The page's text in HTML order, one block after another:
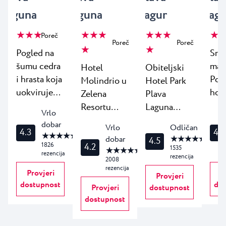
Laguna
★ ★ ★Poreč
Pogled na
šumu cedra
i hrasta koja
uokviruje
zeleni zaljev
prema jugu
čini Hotel
Mediteran
savršenim
utočištem
za
4.3
Vrlo
dobar
★ ★ ★ ★ ★
1826
rezencija
Provjeri
dostupnost
Laguna
★ ★ ★
★
Poreč
Hotel
Molindrio u
Zelena
Resortu
odmor na
višu razinu
spajajući
vrhunske
sadržaje i
elegantno
uređenje u
4.2
Vrlo
dobar
★ ★ ★ ★ ★
2008
rezencija
Provjeri
dostupnost
Laguna
★ ★ ★
★
Poreč
Obiteljski
Hotel Park
Plava
Laguna
u zelenilu
raskošnog
Park Resorta
nedaleko od
Poreča.
Nudi
4.5
Odličan
★ ★ ★ ★ ★
1535
rezencija
Provjeri
dostupnost
★
4.0